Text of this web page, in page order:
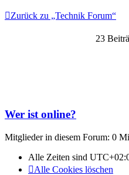
Zurück zu „Technik Forum“
23
Wer ist online?
Mitglieder in diesem Forum: 0
Alle Zeiten sind
Alle Cookies löschen